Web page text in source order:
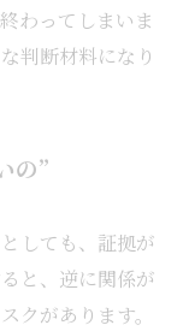
わってしまいま
判断材料になり
の”
しても、証拠が
と、逆に関係が
クがあります。